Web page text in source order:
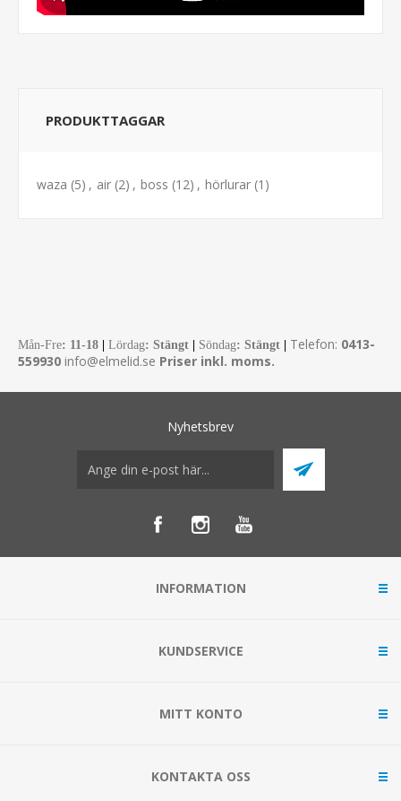
PRODUKTTAGGAR
waza (5) , air (2) , boss (12) , hörlurar (1)
Mån-Fre: 11-18 Lördag: Stängt Söndag: Stängt Telefon: 0413-
559930 info@elmelid.se Priser inkl. moms.
Nyhetsbrev
INFORMATION
KUNDSERVICE
MITT KONTO
KONTAKTA OSS